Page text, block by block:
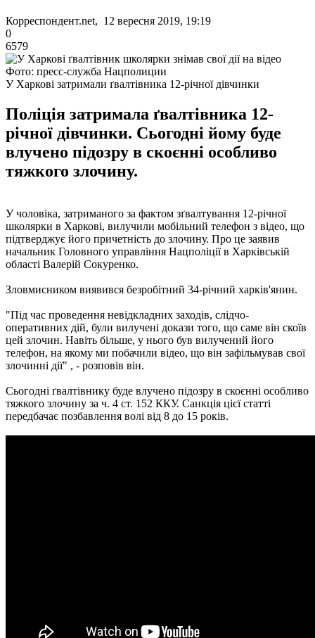
Корреспондент.net, 12 вересня 2019, 19:19
0
6579
Фото: пресс-служба Нацполиции
У Харкові затримали ґвалтівника 12-річної дівчинки
Поліція затримала ґвалтівника 12-
річної дівчинки. Сьогодні йому буде
влучено підозру в скоєнні особливо
тяжкого злочину.
У чоловіка, затриманого за фактом зґвалтування 12-річної
школярки в Харкові, вилучили мобільний телефон з відео, що
підтверджує його причетність до злочину. Про це заявив
начальник Головного управління Нацполіції в Харківській
області Валерій Сокуренко.
Зловмисником виявився безробітний 34-річний харків'янин.
"Під час проведення невідкладних заходів, слідчо-
оперативних дій, були вилучені докази того, що саме він скоїв
цей злочин. Навіть більше, у нього був вилучений його
телефон, на якому ми побачили відео, що він зафільмував свої
злочинні дії" , - розповів він.
Сьогодні ґвалтівнику буде влучено підозру в скоєнні особливо
тяжкого злочину за ч. 4 ст. 152 ККУ. Санкція цієї статті
передбачає позбавлення волі від 8 до 15 років.